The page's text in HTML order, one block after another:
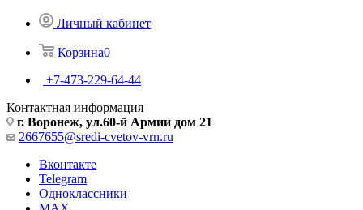
Личный кабинет
Корзина0
+7-473-229-64-44
Контактная информация
г. Воронеж, ул.60-й Армии дом 21
2667655@sredi-cvetov-vrn.ru
Вконтакте
Telegram
Одноклассники